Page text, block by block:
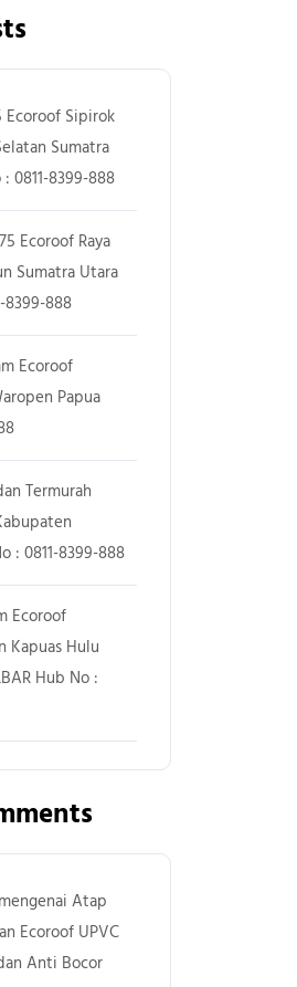
Ecoroof Sipirok
Sumatra
0811-8399-888
Ecoroof Raya
Sumatra Utara
8399-888
Ecoroof
Papua
Termurah
: 0811-8399-888
Ecoroof
Kapuas Hulu
Hub No :
mengenai Atap
Ecoroof UPVC
Anti Bocor